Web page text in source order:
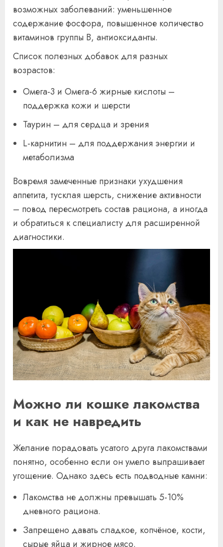
возможных заболеваний: уменьшенное
содержание фосфора, повышенное количество
витаминов группы B, антиоксиданты.
Список полезных добавок для разных
возрастов:
Омега-3 и Омега-6 жирные кислоты –
поддержка кожи и шерсти
Таурин – для сердца и зрения
L-карнитин – для поддержания энергии и
метаболизма
Вовремя замеченные признаки ухудшения
аппетита, тусклая шерсть, снижение активности
– повод пересмотреть состав рациона, а иногда
и обратиться к специалисту для расширенной
диагностики.
Можно ли кошке лакомства
и как не навредить
Желание порадовать усатого друга лакомствами
понятно, особенно если он умело выпрашивает
угощение. Однако здесь есть подводные камни:
Лакомства не должны превышать 5-10%
дневного рациона.
Запрещено давать сладкое, копчёное, кости,
сырые яйца и жирное мясо.